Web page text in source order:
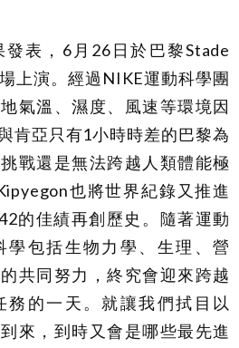
表，6月26日於巴黎Stade
上演。經過NIKE運動科學團
氣溫、濕度、風速等環境因
肯亞只有1小時時差的巴黎為
戰還是無法跨越人類體能極
也將世界紀錄又推進
的佳績再創歷史。隨著運動
學包括生物力學、生理、營
共同努力，終究會迎來跨越
務的一天。就讓我們拭目以
來，到時又會是哪些最先進